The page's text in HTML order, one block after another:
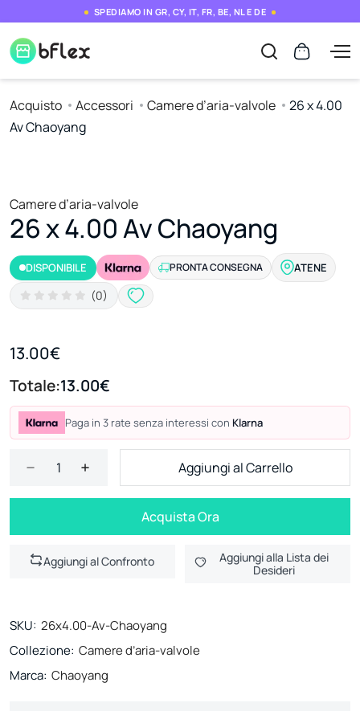
SPEDIAMO IN GR, CY, IT, FR, BE, NL E DE
Acquisto Accessori Camere d’aria-valvole
26 x 4.00
Av Chaoyang
Camere d’aria-valvole
26 x 4.00 Av Chaoyang
DISPONIBILE PRONTA CONSEGNA ATENE
(0)
13.00€
Totale:13.00€
Paga in 3 rate senza interessi con Klarna
Aggiungi al Carrello
Acquista Ora
Aggiungi al Confronto
Aggiungi alla Lista dei
Desideri
SKU: 26x4.00-Av-Chaoyang
Collezione: Camere d’aria-valvole
Marca: Chaoyang